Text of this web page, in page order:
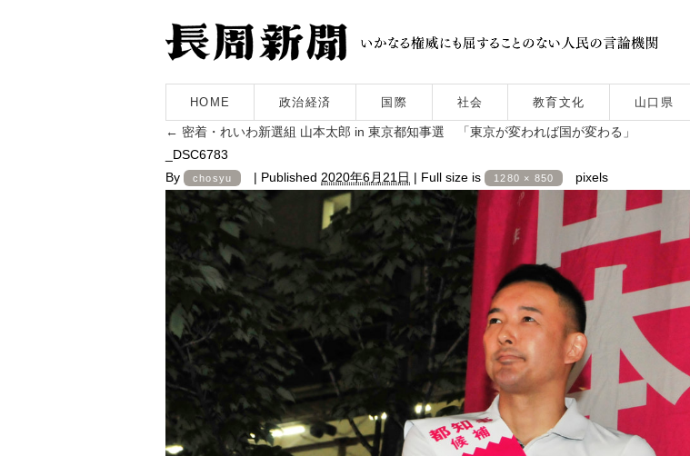
HOME 政治経済 国際 社会 教育文化 山口県
← 密着・れいわ新選組 山本太郎 in 東京都知事選 「東京が変われば国が変わる」
_DSC6783
By
chosyu | Published 2020年6月21日 | Full size is 1280 × 850 pixels